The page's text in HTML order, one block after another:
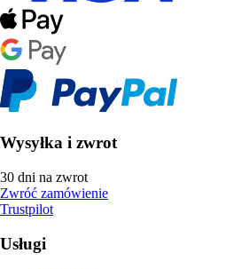
Wysyłka i zwrot
30 dni na zwrot
Zwróć zamówienie
Trustpilot
Usługi